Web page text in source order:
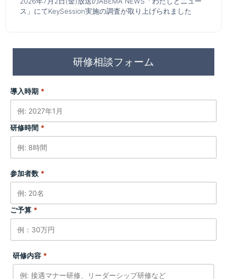
ス」にてKeySession実施の調査が取り上げられました
研修相談フォーム
導入時期 *
研修時間 *
参加者数 *
ご予算 *
研修内容 *